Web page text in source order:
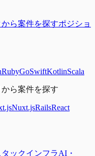
ら案件を探すポジショ
RubyGoSwiftKotlinScala
ら案件を探す
Nuxt.jsRailsReact
ックインフラAI・